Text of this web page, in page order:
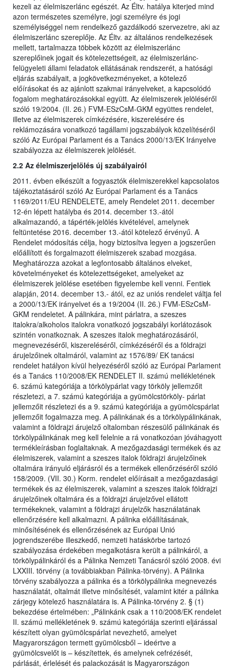
kezeli az élelmiszerlánc egészét. Az Éltv. hatálya kiterjed mind
azon természetes személyre, jogi személyre és jogi
személyiséggel nem rendelkező gazdálkodó szervezetre, aki az
élelmiszerlánc szereplője. Az Éltv. az általános rendelkezések
mellett, tartalmazza többek között az élelmiszerlánc
szereplőinek jogait és kötelezettségeit, az élelmiszerlánc-
felügyeleti állami feladatok ellátásának rendszerét, a hatósági
eljárás szabályait, a jogkövetkezményeket, a kötelező
előírásokat és az ajánlott szakmai irányelveket, a kapcsolódó
fogalom meghatározásokkal együtt. Az élelmiszerek jelöléséről
szóló 19/2004. (II. 26.) FVM-ESzCsM-GKM együttes rendelet,
illetve az élelmiszerek címkézésére, kiszerelésére és
reklámozására vonatkozó tagállami jogszabályok közelítéséről
szóló Az Európai Parlament és a Tanács 2000/13/EK Irányelve
szabályozza az élelmiszerek jelölését.
2.2 Az élelmiszerjelölés új szabályairól
2011. évben elkészült a fogyasztók élelmiszerekkel kapcsolatos
tájékoztatásáról szóló Az Európai Parlament és a Tanács
1169/2011/EU RENDELETE, amely Rendelet 2011. december
12-én lépett hatályba és 2014. december 13.-ától
alkalmazandó, a tápérték-jelölés kivételével, amelynek
feltüntetése 2016. december 13.-ától kötelező érvényű. A
Rendelet módosítás célja, hogy biztosítva legyen a jogszerűen
előállított és forgalmazott élelmiszerek szabad mozgása.
Meghatározza azokat a legfontosabb általános elveket,
követelményeket és kötelezettségeket, amelyeket az
élelmiszerek jelölése esetében figyelembe kell venni. Fentiek
alapján, 2014. december 13.- ától, ez az uniós rendelet váltja fel
a 2000/13/EK irányelvet és a 19/2004 (II. 26.) FVM-ESzCsM-
GKM rendeletet. A pálinkára, mint párlatra, a szeszes
italokra/alkoholos italokra vonatkozó jogszabályi korlátozások
szintén vonatkoznak. A szeszes italok meghatározásáról,
megnevezéséről, kiszereléséről, címkézéséről és a földrajzi
árujelzőinek oltalmáról, valamint az 1576/89/ EK tanácsi
rendelet hatályon kívül helyezéséről szóló az Európai Parlament
és a Tanács 110/2008/EK RENDELET II. számú mellékletének
6. számú kategóriája a törkölypárlat vagy törköly jellemzőit
részletezi, a 7. számú kategóriája a gyümölcstörköly- párlat
jellemzőit részletezi és a 9. számú kategóriája a gyümölcspárlat
jellemzőit fogalmazza meg. A pálinkának és a törkölypálinkának,
valamint a földrajzi árujelző oltalomban részesülő pálinkának és
törkölypálinkának meg kell felelnie a rá vonatkozóan jóváhagyott
termékleírásban foglaltaknak. A mezőgazdasági termékek és az
élelmiszerek, valamint a szeszes italok földrajzi árujelzőinek
oltalmára irányuló eljárásról és a termékek ellenőrzéséről szóló
158/2009. (VII. 30.) Korm. rendelet előírásait a mezőgazdasági
termékek és az élelmiszerek, valamint a szeszes italok földrajzi
árujelzőinek oltalmára és a földrajzi árujelzővel ellátott
termékeknek, valamint a földrajzi árujelzők használatának
ellenőrzésére kell alkalmazni. A pálinka előállításának,
minősítésének és ellenőrzésének az Európai Unió
jogrendszerébe illeszkedő, nemzeti hatáskörbe tartozó
szabályozása érdekében megalkotásra került a pálinkáról, a
törkölypálinkáról és a Pálinka Nemzeti Tanácsról szóló 2008. évi
LXXIII. törvény (a továbbiakban Pálinka-törvény). A Pálinka
törvény szabályozza a pálinka és a törkölypálinka megnevezés
használatát, oltalmát illetve minősítését, valamint kitér a pálinka
zárjegy kötelező használatára is. A Pálinka-törvény 2. § (1)
bekezdése értelmében: „Pálinkánk csak a 110/2008/EK rendelet
II. számú mellékletének 9. számú kategóriája szerinti eljárással
készített olyan gyümölcspárlat nevezhető, amelyet
Magyarországon termett gyümölcsből – ideértve a
gyümölcsvelőt is – készítettek, és amelynek cefrézését,
párlását, érlelését és palackozását is Magyarországon